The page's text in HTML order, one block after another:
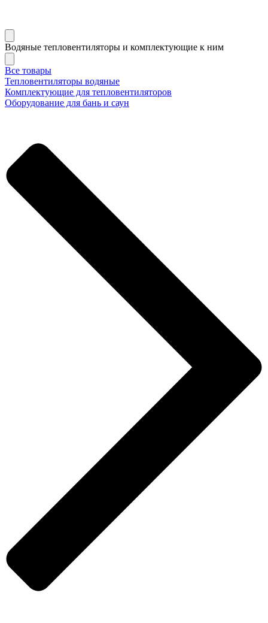
Водяные тепловентиляторы и комплектующие к ним
Все товары
Тепловентиляторы водяные
Комплектующие для тепловентиляторов
Оборудование для бань и саун